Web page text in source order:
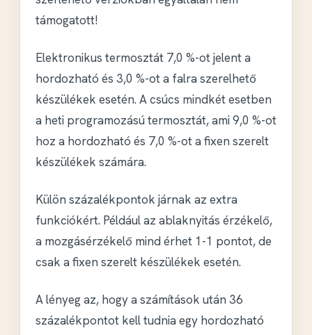
támogatott!
Elektronikus termosztát 7,0 %-ot jelent a
hordozható és 3,0 %-ot a falra szerelhető
készülékek esetén. A csúcs mindkét esetben
a heti programozású termosztát, ami 9,0 %-ot
hoz a hordozható és 7,0 %-ot a fixen szerelt
készülékek számára.
Külön százalékpontok járnak az extra
funkciókért. Például az ablaknyitás érzékelő,
a mozgásérzékelő mind érhet 1-1 pontot, de
csak a fixen szerelt készülékek esetén.
A lényeg az, hogy a számítások után 36
százalékpontot kell tudnia egy hordozható